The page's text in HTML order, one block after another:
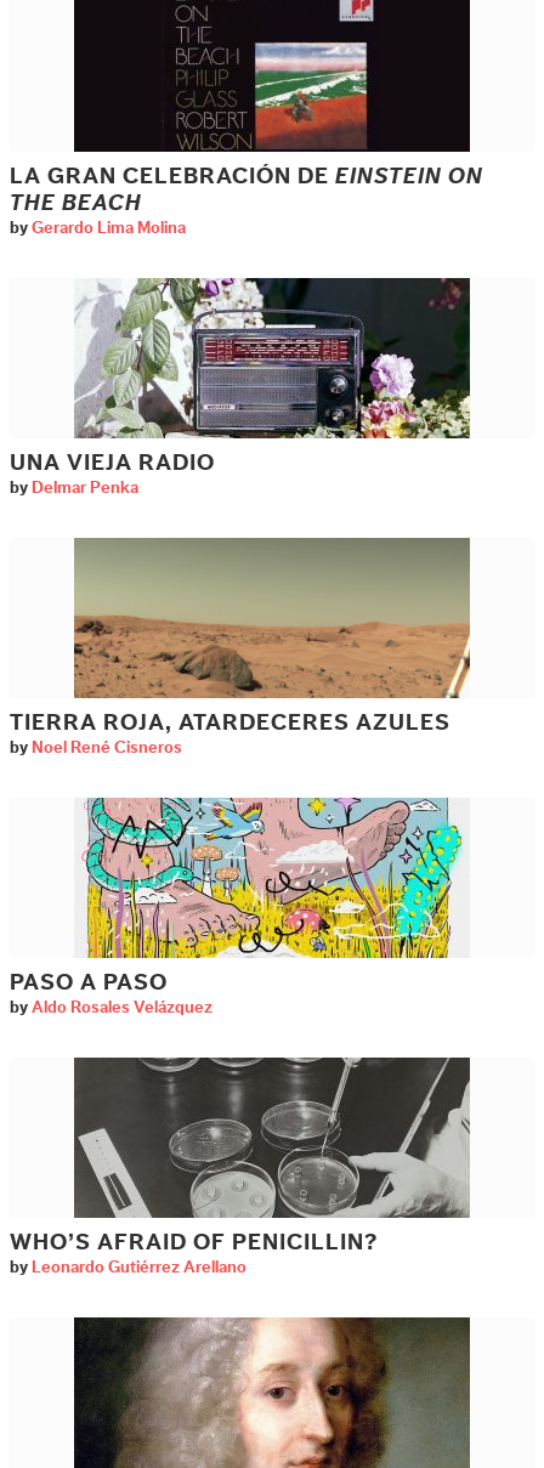
LA GRAN CELEBRACIÓN DE EINSTEIN ON
THE BEACH
by Gerardo Lima Molina
UNA VIEJA RADIO
by Delmar Penka
TIERRA ROJA, ATARDECERES AZULES
by Noel René Cisneros
PASO A PASO
by Aldo Rosales Velázquez
WHO’S AFRAID OF PENICILLIN?
by Leonardo Gutiérrez Arellano